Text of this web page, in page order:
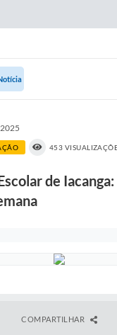
453
de
COMPARTILHAR